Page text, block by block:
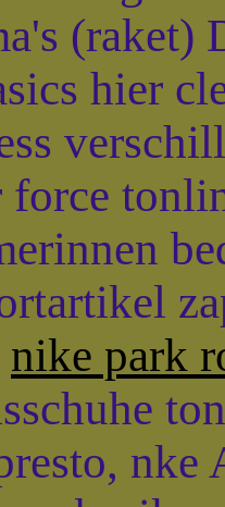
hier
force
nike park
nke